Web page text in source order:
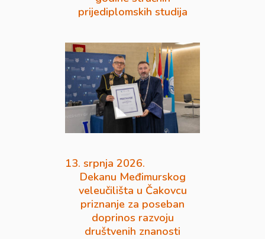
prijediplomskih studija
13. srpnja 2026.
Dekanu Međimurskog
veleučilišta u Čakovcu
priznanje za poseban
doprinos razvoju
društvenih znanosti